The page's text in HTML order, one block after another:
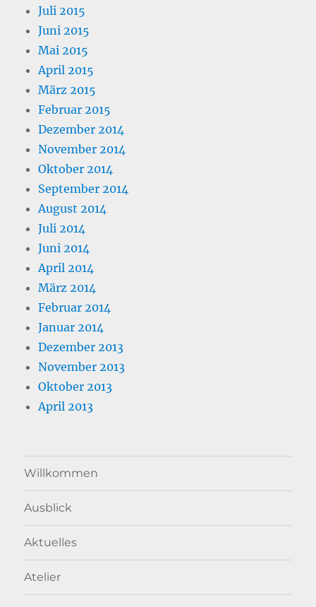
Juli 2015
Juni 2015
Mai 2015
April 2015
März 2015
Februar 2015
Dezember 2014
November 2014
Oktober 2014
September 2014
August 2014
Juli 2014
Juni 2014
April 2014
März 2014
Februar 2014
Januar 2014
Dezember 2013
November 2013
Oktober 2013
April 2013
Willkommen
Ausblick
Aktuelles
Atelier